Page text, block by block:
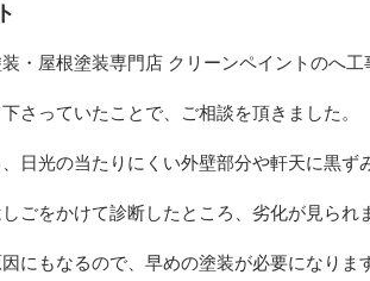
・屋根塗装専門店 クリーンペイントのへ
さっていたことで、ご相談を頂きました。
日光の当たりにくい外壁部分や軒天に黒ず
ごをかけて診断したところ、劣化が見られ
にもなるので、早めの塗装が必要になりま